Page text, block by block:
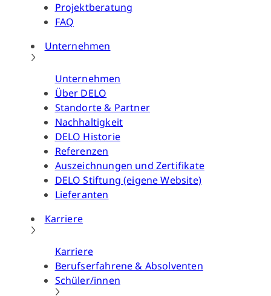
Projektberatung
FAQ
Unternehmen
Unternehmen
Über DELO
Standorte & Partner
Nachhaltigkeit
DELO Historie
Referenzen
Auszeichnungen und Zertifikate
DELO Stiftung (eigene Website)
Lieferanten
Karriere
Karriere
Berufserfahrene & Absolventen
Schüler/innen